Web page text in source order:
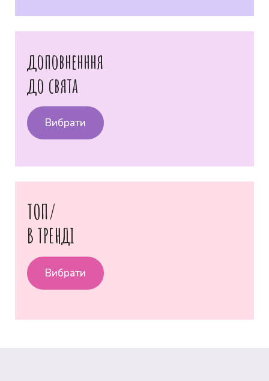
доповненння
до свята
Вибрати
ТОП/
В ТРЕНДІ
Вибрати